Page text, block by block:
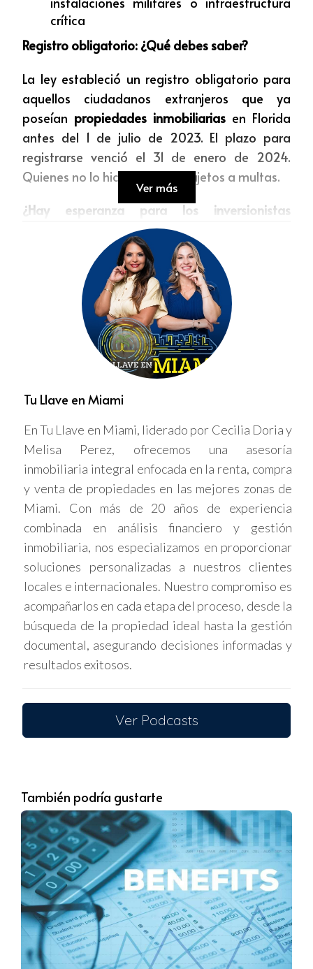
crítica
Registro obligatorio: ¿Qué debes saber?
La ley estableció un registro obligatorio para
aquellos ciudadanos extranjeros que ya
poseían propiedades inmobiliarias en Florida
antes del 1 de julio de 2023. El plazo para
registrarse venció el 31 de enero de 2024.
Quienes no lo hicieron están sujetos a multas.
¿Hay esperanza para los inversionistas
¡Sí! Recientemente, la corte de apelaciones del
circuito 11 aceptó un recurso de apelación
presentado por ciudadanos chinos que buscan
anular la ley por considerarla discriminatoria.
Aunque la suspensión de la ley solo aplica a
estos demandantes por ahora, la decisión de
la corte sugiere que la ley podría ser declarada
inconstitucional en el futuro, lo que abriría
inmobiliariapara ciudadanos de los países
restringidos.
Recomendaciones para inversionistas
venezolanos y cubanos
Paciencia:Aunque el panorama es
alentador, es importante tener paciencia
y esperar a que se resuelva la apelación
antes de tomar decisiones deinversión.
Preparación:Si estás interesado en
invertir enpropiedades inmobiliariasen
Florida, puedes comenzar a prepararte.
Busca asesoría de un
de financiamiento con bancos
americanos.
Información:Mantente informado sobre
mercado inmobiliario.
Conclusión
La Ley SB 264 ha generado incertidumbre y
preocupación entre los inversionistas
extranjeros, pero la reciente apelación ofrece
un rayo de esperanza. Si eres ciudadano de
Venezuelao Cuba y sueñas con invertir en
propiedades inmobiliariasen Florida, mantente
informado y prepárate para aprovechar las
Ver más
Tu Llave en Miami
En Tu Llave en Miami, liderado por Cecilia Doria y
Melisa Perez, ofrecemos una asesoría
inmobiliaria integral enfocada en la renta, compra
y venta de propiedades en las mejores zonas de
Miami. Con más de 20 años de experiencia
combinada en análisis financiero y gestión
inmobiliaria, nos especializamos en proporcionar
soluciones personalizadas a nuestros clientes
locales e internacionales. Nuestro compromiso es
acompañarlos en cada etapa del proceso, desde la
búsqueda de la propiedad ideal hasta la gestión
documental, asegurando decisiones informadas y
resultados exitosos.
Ver Podcasts
También podría gustarte